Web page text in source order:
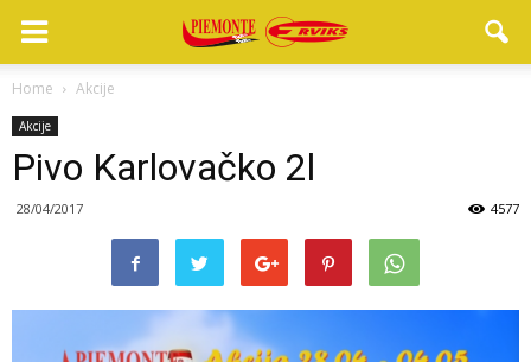
Home Akcije
Akcije
Pivo Karlovačko 2l
28/04/2017 4577